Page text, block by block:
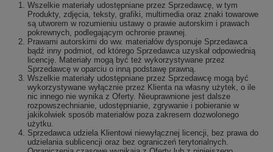
Wszelkie materiały udostępniane przez Sprzedawcę, w tym
Produkty, zdjęcia, teksty, grafiki, multimedia oraz znaki towarowe
są utworem w rozumieniu ustawy o prawie autorskim i prawach
pokrewnych, podlegającym ochronie prawnej.
Prawami autorskimi do ww. materiałów dysponuje Sprzedawca
bądź inny podmiot, od którego Sprzedawca uzyskał odpowiednią
licencję. Materiały mogą być też wykorzystywane przez
Sprzedawcę w oparciu o inną podstawę prawną.
Wszelkie materiały udostępniane przez Sprzedawcę mogą być
wykorzystywane wyłącznie przez Klienta na własny użytek, o ile
nic innego nie wynika z Oferty. Nieuprawnione jest dalsze
rozpowszechnianie, udostępnianie, zgrywanie i pobieranie w
jakikolwiek sposób materiałów poza zakresem dozwolonego
użytku.
Sprzedawca udziela Klientowi niewyłącznej licencji, bez prawa do
udzielania sublicencji oraz bez ograniczeń terytorialnych.